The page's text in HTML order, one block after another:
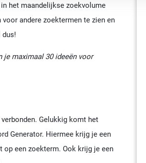
het maandelijkse zoekvolume
andere zoektermen te zien en
dus!
maximaal 30 ideeën voor
Gelukkig komt het
Generator. Hiermee krijg je een
op een zoekterm. Ook krijg je een